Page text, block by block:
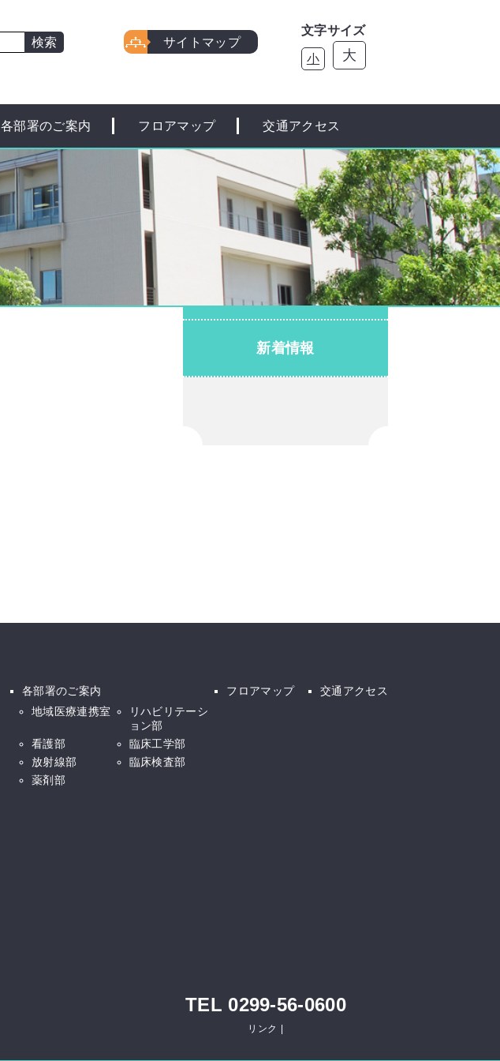
サイトマップ
文字サイズ
小 大
各部署のご案内 フロアマップ 交通アクセス
新着情報
各部署のご案内
地域医療連携室
リハビリテーシ
ョン部
看護部
臨床工学部
放射線部
臨床検査部
薬剤部
フロアマップ 交通アクセス
TEL 0299-56-0600
リンク